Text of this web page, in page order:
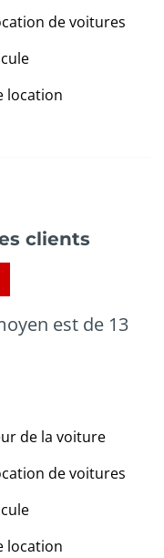
de voitures
location
clients
est de 13
de la voiture
de voitures
location